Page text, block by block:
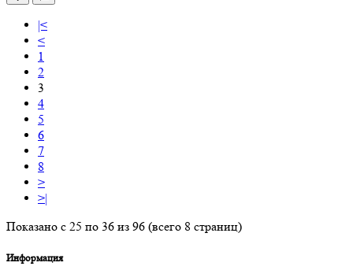
|<
<
1
2
3
4
5
6
7
8
>
>|
Показано с 25 по 36 из 96 (всего 8 страниц)
Информация